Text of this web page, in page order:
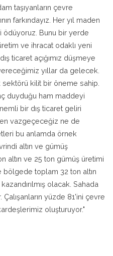
taşıyanların çevre
farkındayız. Her yıl maden
Bunu bir yerde
ve ihracat odaklı yeni
ticaret açığımız düşmeye
yıllar da gelecek.
kilit bir öneme sahip.
duyduğu ham maddeyi
bir dış ticaret geliri
vazgeçeceğiz ne de
bu anlamda örnek
altın ve gümüş
altın ve 25 ton gümüş üretimi
bölgede toplam 32 ton altın
olacak. Sahada
yüzde 81'ini çevre
oluşturuyor."